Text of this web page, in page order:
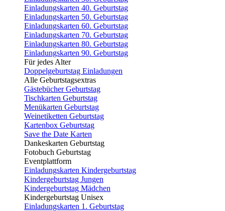
Einladungskarten 40. Geburtstag
Einladungskarten 50. Geburtstag
Einladungskarten 60. Geburtstag
Einladungskarten 70. Geburtstag
Einladungskarten 80. Geburtstag
Einladungskarten 90. Geburtstag
Für jedes Alter
Doppelgeburtstag Einladungen
Alle Geburtstagsextras
Gästebücher Geburtstag
Tischkarten Geburtstag
Menükarten Geburtstag
Weinetiketten Geburtstag
Kartenbox Geburtstag
Save the Date Karten
Dankeskarten Geburtstag
Fotobuch Geburtstag
Eventplattform
Einladungskarten Kindergeburtstag
Kindergeburtstag Jungen
Kindergeburtstag Mädchen
Kindergeburtstag Unisex
Einladungskarten 1. Geburtstag